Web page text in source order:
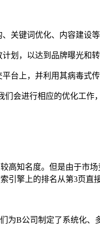
关键词优化、内容建设
划，以达到品牌曝光和转
台上，并利用其病毒式
们会进行相应的优化工
高知名度。但是由于市
引擎上的排名从第3页直
为B公司制定了系统化